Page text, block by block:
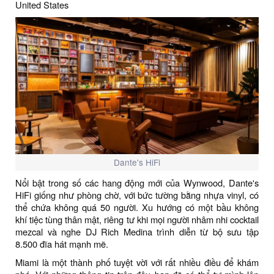
United States
Dante's HiFi
Nổi bật trong số các hang động mới của Wynwood, Dante's
HiFi giống như phòng chờ, với bức tường bằng nhựa vinyl, có
thể chứa không quá 50 người. Xu hướng có một bầu không
khí tiệc tùng thân mật, riêng tư khi mọi người nhâm nhi cocktail
mezcal và nghe DJ Rich Medina trình diễn từ bộ sưu tập
8.500 đĩa hát mạnh mẽ.
Miami là một thành phố tuyệt vời với rất nhiều điều để khám